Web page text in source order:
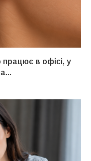
в офісі, у